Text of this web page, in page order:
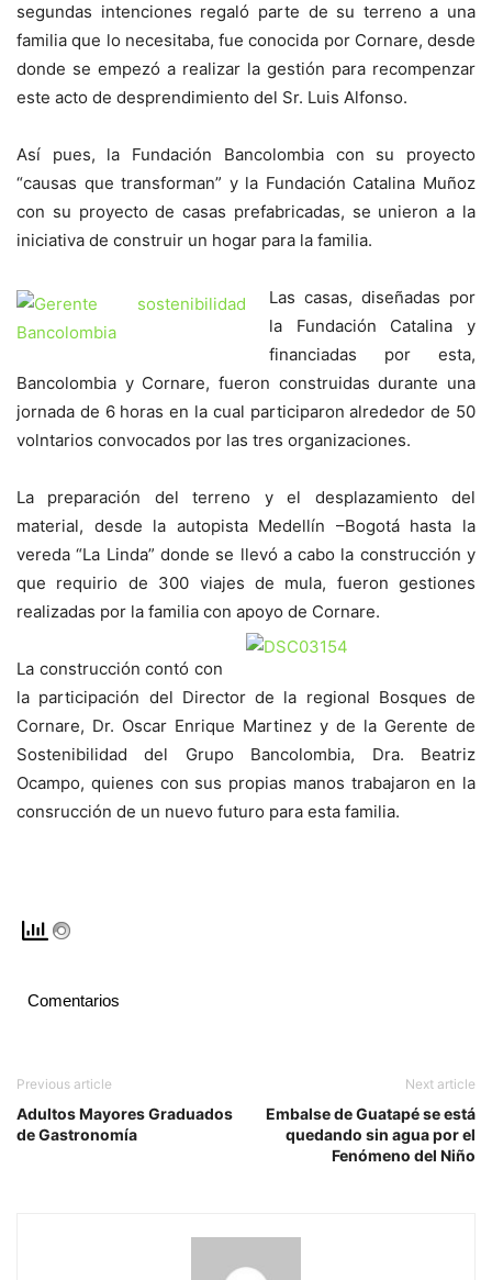
segundas intenciones regaló parte de su terreno a una
familia que lo necesitaba, fue conocida por Cornare, desde
donde se empezó a realizar la gestión para recompenzar
este acto de desprendimiento del Sr. Luis Alfonso.
Así pues, la Fundación Bancolombia con su proyecto
“causas que transforman” y la Fundación Catalina Muñoz
con su proyecto de casas prefabricadas, se unieron a la
iniciativa de construir un hogar para la familia.
Las casas, diseñadas por
la Fundación Catalina y
financiadas por esta,
Bancolombia y Cornare, fueron construidas durante una
jornada de 6 horas en la cual participaron alrededor de 50
volntarios convocados por las tres organizaciones.
La preparación del terreno y el desplazamiento del
material, desde la autopista Medellín –Bogotá hasta la
vereda “La Linda” donde se llevó a cabo la construcción y
que requirio de 300 viajes de mula, fueron gestiones
realizadas por la familia con apoyo de Cornare.
La construcción contó con
la participación del Director de la regional Bosques de
Cornare, Dr. Oscar Enrique Martinez y de la Gerente de
Sostenibilidad del Grupo Bancolombia, Dra. Beatriz
Ocampo, quienes con sus propias manos trabajaron en la
consrucción de un nuevo futuro para esta familia.
Comentarios
Previous article
Adultos Mayores Graduados
de Gastronomía
Next article
Embalse de Guatapé se está
quedando sin agua por el
Fenómeno del Niño